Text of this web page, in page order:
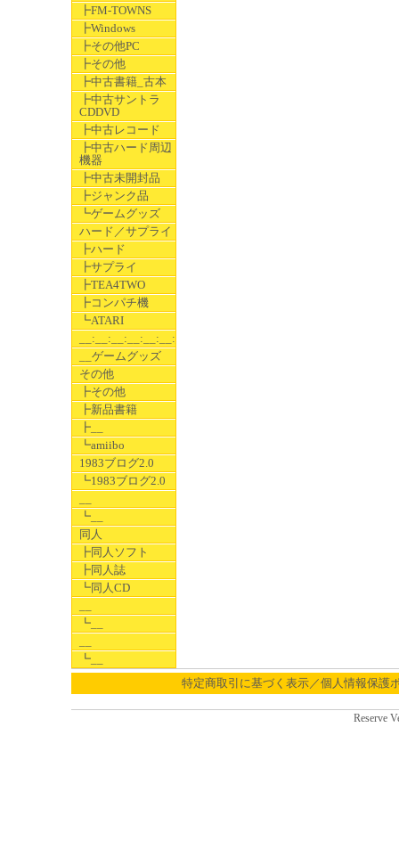
┣FM-TOWNS
┣Windows
┣その他PC
┣その他
┣中古書籍_古本
┣中古サントラ
CDDVD
┣中古レコード
┣中古ハード周辺
機器
┣中古未開封品
┣ジャンク品
┗ゲームグッズ
ハード／サプライ
┣ハード
┣サプライ
┣TEA4TWO
┣コンパチ機
┗ATARI
__:__:__:__:__:__:__
__ゲームグッズ
その他
┣その他
┣新品書籍
┣__
┗amiibo
1983ブログ2.0
┗1983ブログ2.0
┗__
同人
┣同人ソフト
┣同人誌
┗同人CD
┗__
┗__
特定商取引に基づく表示／個人情報保護
Reserve